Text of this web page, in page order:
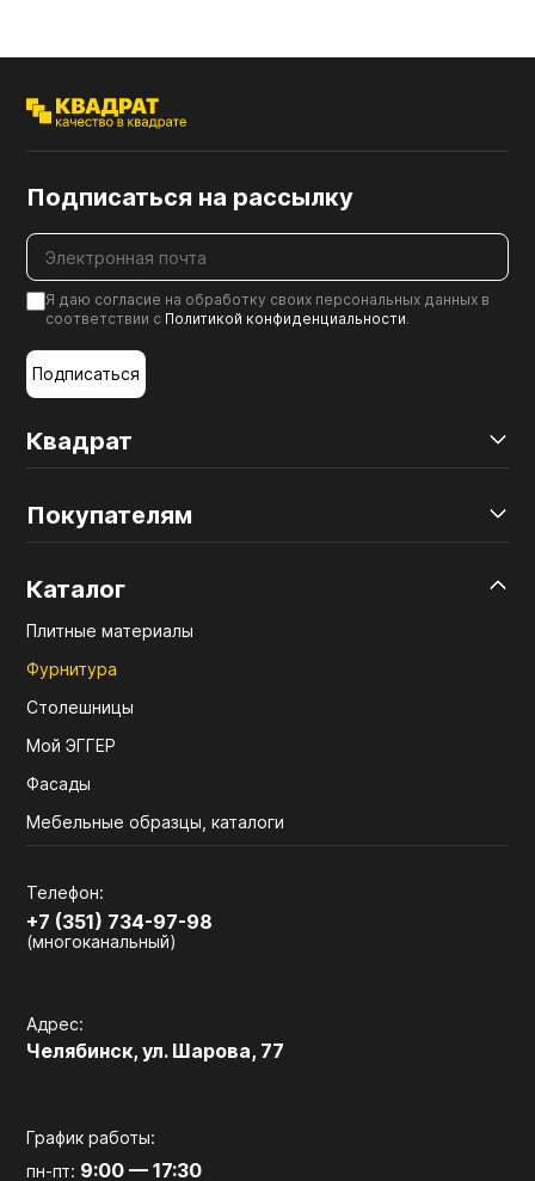
Квадрат
Покупателям
Каталог
Плитные материалы
Фурнитура
Столешницы
Мой ЭГГЕР
Фасады
Мебельные образцы, каталоги
Телефон:
+7 (351) 734-97-98
(многоканальный)
Адрес:
Челябинск, ул. Шарова, 77
График работы:
пн-пт: 9:00 — 17:30
Подписаться на рассылку
Я даю согласие на обработку своих персональных данных в
соответствии с Политикой конфиденциальности.
Подписаться